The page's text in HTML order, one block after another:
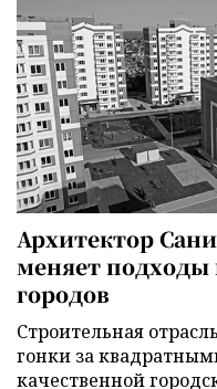
Архитектор
меняет подходы
городов
Строительная
гонки за
качественной